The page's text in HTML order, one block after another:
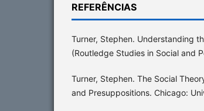
REFERÊNCIAS
Turner, Stephen. Understanding
(Routledge Studies in Social and
Turner, Stephen. The Social
and Presuppositions. Chicago: